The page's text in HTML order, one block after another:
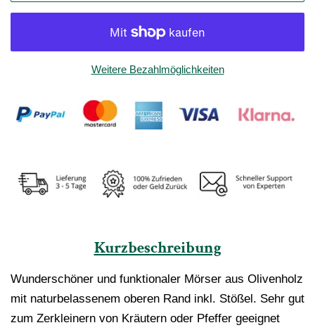
Weitere Bezahlmöglichkeiten
Kurzbeschreibung
Wunderschöner und funktionaler Mörser aus Olivenholz
mit naturbelassenem oberen Rand inkl. Stößel. Sehr gut
zum Zerkleinern von Kräutern oder Pfeffer geeignet